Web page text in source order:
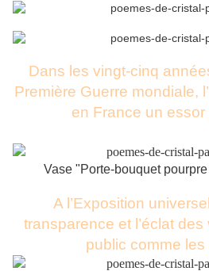
Dans les vingt-cinq
Première Guerre mondiale,
en France un essor
Vase "Porte-bouquet
A l’Exposition
transparence et l’éclat
public comme les